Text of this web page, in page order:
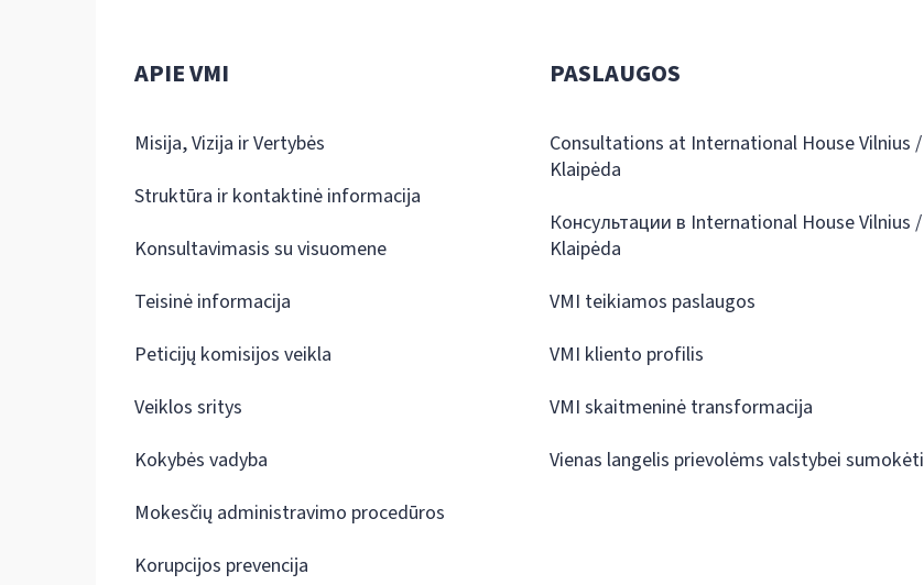
APIE VMI
Misija, Vizija ir Vertybės
Struktūra ir kontaktinė informacija
Konsultavimasis su visuomene
Teisinė informacija
Peticijų komisijos veikla
Veiklos sritys
Kokybės vadyba
Mokesčių administravimo procedūros
Korupcijos prevencija
PASLAUGOS
Consultations at International House Vilnius /
Klaipėda
Консультации в International House Vilnius /
Klaipėda
VMI teikiamos paslaugos
VMI kliento profilis
VMI skaitmeninė transformacija
Vienas langelis prievolėms valstybei sumokėti